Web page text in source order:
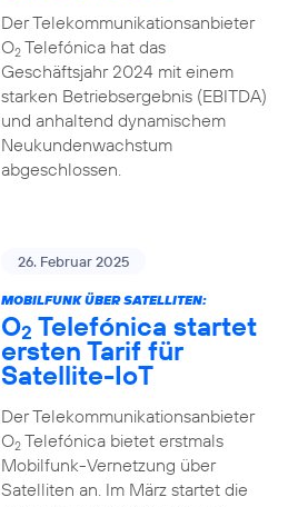
Der Telekommunikationsanbieter
O2Telefónica hat das
Geschäftsjahr 2024 mit einem
starken Betriebsergebnis (EBITDA)
und anhaltend dynamischem
Neukundenwachstum
abgeschlossen.
26. Februar 2025
MOBILFUNK ÜBER SATELLITEN:
O2 Telefónica startet
ersten Tarif für
Satellite-IoT
Der Telekommunikationsanbieter
O2Telefónica bietet erstmals
Mobilfunk-Vernetzung über
Satelliten an. Im März startet die